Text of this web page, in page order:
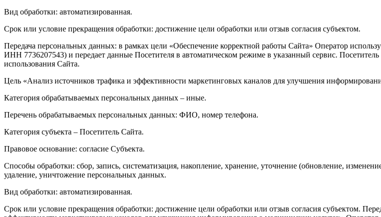
Вид обработки: автоматизированная.
Срок или условие прекращения обработки: достижение цели обработки или отзыв согласия субъектом.
Передача персональных данных: в рамках цели «Обеспечение корректной работы Сайта» Оператор
ИНН 7736207543) и передает данные Посетителя в автоматическом режиме в указанный сервис.
использования Сайта.
Цель «Анализ источников трафика и эффективности маркетинговых каналов для улучшения
Категория обрабатываемых персональных данных – иные.
Перечень обрабатываемых персональных данных: ФИО, номер телефона.
Категория субъекта – Посетитель Сайта.
Правовое основание: согласие Субъекта.
Способы обработки: сбор, запись, систематизация, накопление, хранение, уточнение (обновление,
удаление, уничтожение персональных данных.
Вид обработки: автоматизированная.
Срок или условие прекращения обработки: достижение цели обработки или отзыв согласия субъектом.